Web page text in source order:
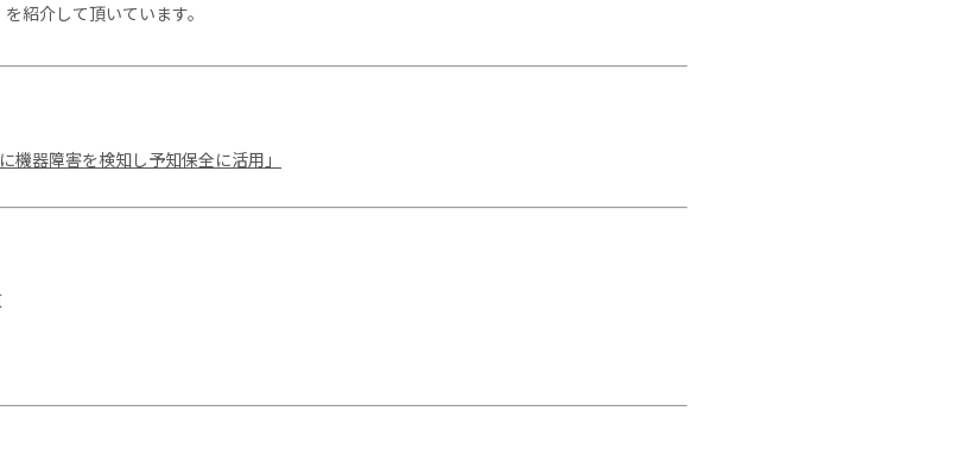
紹介して頂いています。
機器障害を検知し予知保全に活用」